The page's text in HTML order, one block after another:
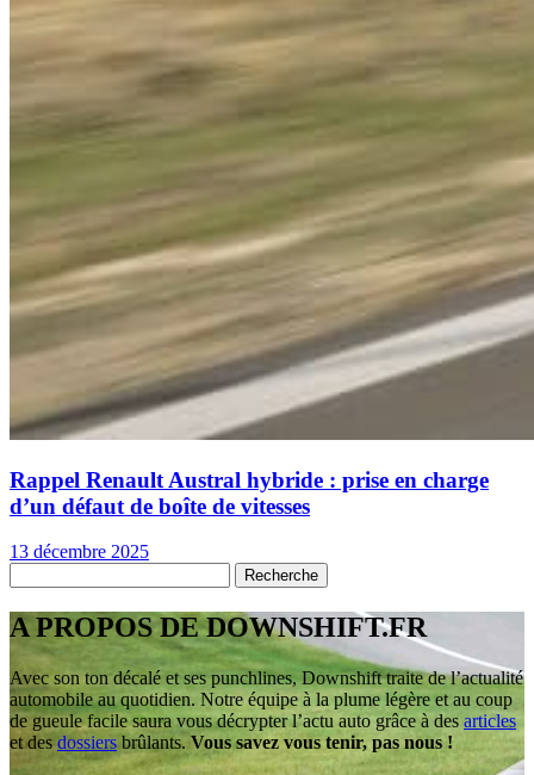
Rappel Renault Austral hybride : prise en charge
d’un défaut de boîte de vitesses
13 décembre 2025
A PROPOS DE DOWNSHIFT.FR
Avec son ton décalé et ses punchlines, Downshift traite de l’actualité
automobile au quotidien. Notre équipe à la plume légère et au coup
de gueule facile saura vous décrypter l’actu auto grâce à des articles
et des dossiers brûlants. Vous savez vous tenir, pas nous !